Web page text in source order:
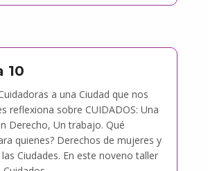
10
a una Ciudad que nos
reflexiona sobre CUIDADOS: Una
Derecho, Un trabajo. Qué
quienes? Derechos de mujeres y
Ciudades. En este noveno taller